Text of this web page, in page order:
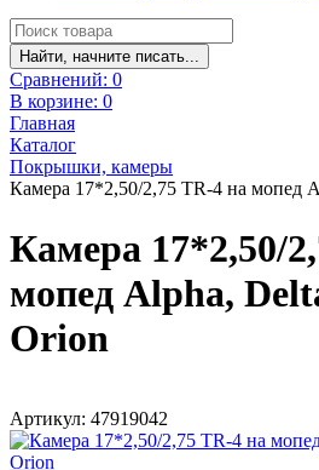
Найти, начните писать...
Сравнений: 0
В корзине: 0
Главная
Каталог
Покрышки, камеры
Камера 17*2,50/2,75 TR-4 на мопед
Камера 17*2,50/
мопед Alpha,
Orion
Артикул: 47919042